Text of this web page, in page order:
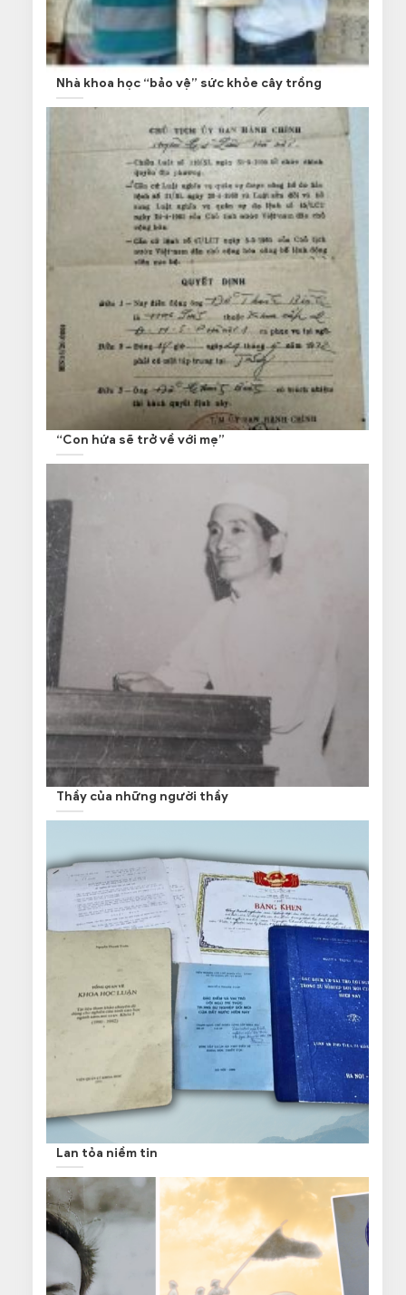
Nhà khoa học “bảo vệ” sức khỏe cây trồng
“Con hứa sẽ trở về với mẹ”
Thầy của những người thầy
Lan tỏa niềm tin